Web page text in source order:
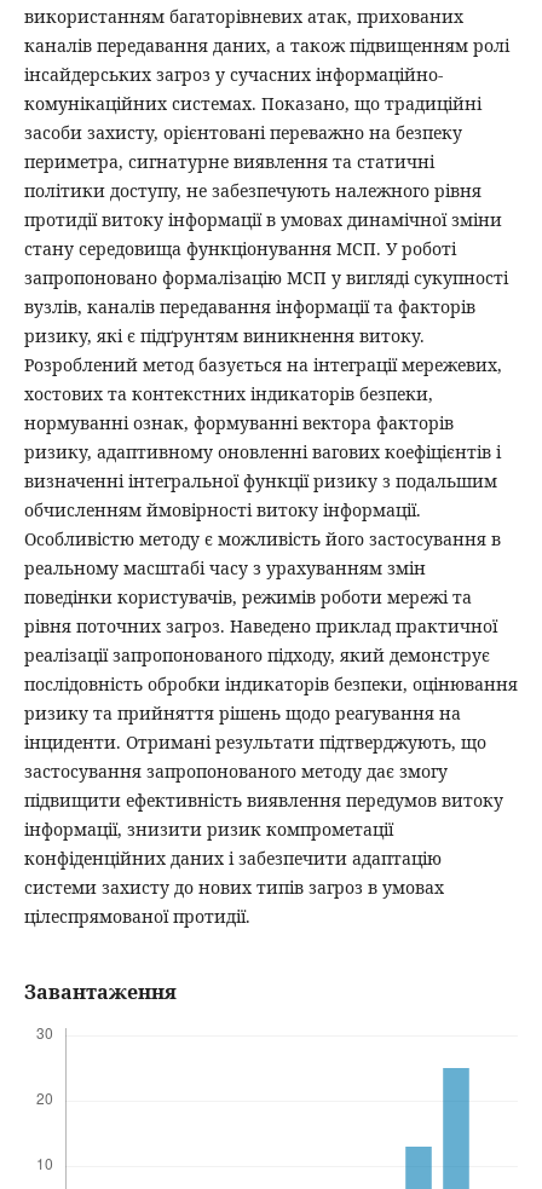
використанням багаторівневих атак, прихованих
каналів передавання даних, а також підвищенням ролі
інсайдерських загроз у сучасних інформаційно-
комунікаційних системах. Показано, що традиційні
засоби захисту, орієнтовані переважно на безпеку
периметра, сигнатурне виявлення та статичні
політики доступу, не забезпечують належного рівня
протидії витоку інформації в умовах динамічної зміни
стану середовища функціонування МСП. У роботі
запропоновано формалізацію МСП у вигляді сукупності
вузлів, каналів передавання інформації та факторів
ризику, які є підґрунтям виникнення витоку.
Розроблений метод базується на інтеграції мережевих,
хостових та контекстних індикаторів безпеки,
нормуванні ознак, формуванні вектора факторів
ризику, адаптивному оновленні вагових коефіцієнтів і
визначенні інтегральної функції ризику з подальшим
обчисленням ймовірності витоку інформації.
Особливістю методу є можливість його застосування в
реальному масштабі часу з урахуванням змін
поведінки користувачів, режимів роботи мережі та
рівня поточних загроз. Наведено приклад практичної
реалізації запропонованого підходу, який демонструє
послідовність обробки індикаторів безпеки, оцінювання
ризику та прийняття рішень щодо реагування на
інциденти. Отримані результати підтверджують, що
застосування запропонованого методу дає змогу
підвищити ефективність виявлення передумов витоку
інформації, знизити ризик компрометації
конфіденційних даних і забезпечити адаптацію
системи захисту до нових типів загроз в умовах
цілеспрямованої протидії.
Завантаження